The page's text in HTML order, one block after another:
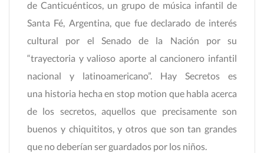
de Canticuénticos, un grupo de música infantil de
Santa Fé, Argentina, que fue declarado de interés
cultural por el Senado de la Nación por su
“trayectoria y valioso aporte al cancionero infantil
nacional y latinoamericano”. Hay Secretos es
una historia hecha en stop motion que habla acerca
de los secretos, aquellos que precisamente son
buenos y chiquititos, y otros que son tan grandes
que no deberían ser guardados por los niños.